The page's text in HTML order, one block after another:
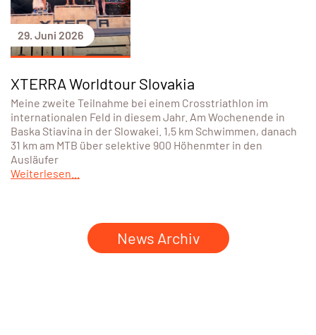
29. Juni 2026
XTERRA Worldtour Slovakia
Meine zweite Teilnahme bei einem Crosstriathlon im
internationalen Feld in diesem Jahr. Am Wochenende in
Baska Stiavina in der Slowakei. 1,5 km Schwimmen, danach
31 km am MTB über selektive 900 Höhenmter in den
Ausläufer
Weiterlesen...
News Archiv